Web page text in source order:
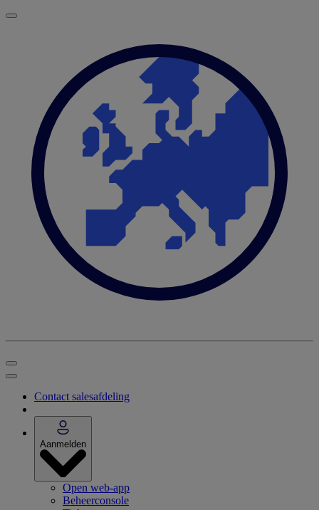
Contact salesafdeling
Aanmelden
Open web-app
Beheerconsole